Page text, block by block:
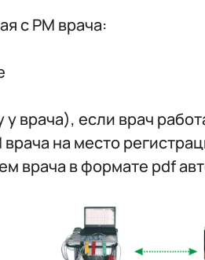
с РМ врача:
если врач
на место
врача в формате pdf